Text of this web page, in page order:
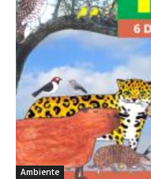
Ambiente